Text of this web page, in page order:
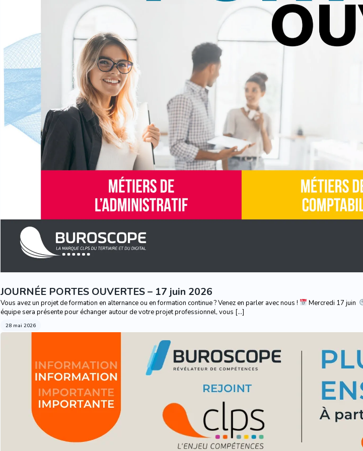
JOURNÉE PORTES OUVERTES – 17 juin 2026
Vous avez un projet de formation en alternance ou en formation continue ? Venez en parler avec nous ! Mercredi 17 juin
équipe sera présente pour échanger autour de votre projet professionnel, vous […]
28 mai 2026